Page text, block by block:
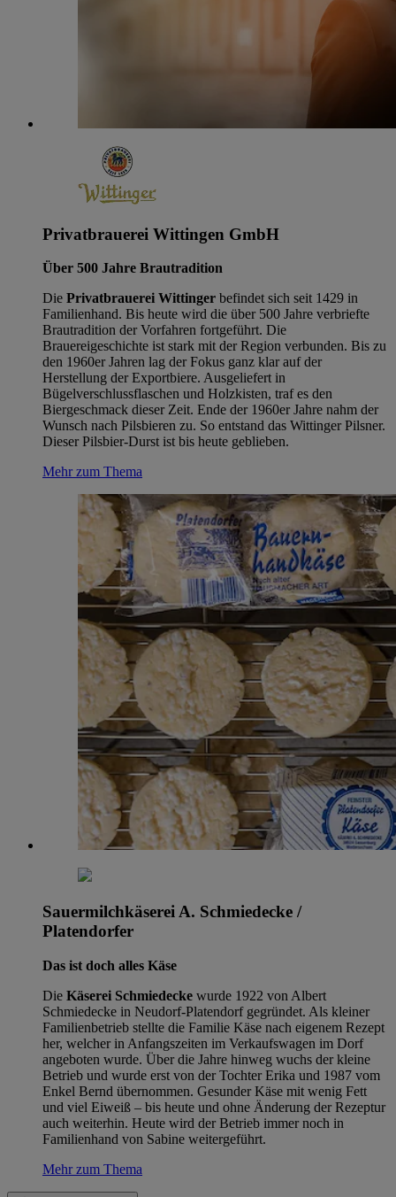
Privatbrauerei Wittingen GmbH
Über 500 Jahre Brautradition
Die Privatbrauerei Wittinger befindet sich seit 1429 in
Familienhand. Bis heute wird die über 500 Jahre verbriefte
Brautradition der Vorfahren fortgeführt. Die
Brauereigeschichte ist stark mit der Region verbunden. Bis zu
den 1960er Jahren lag der Fokus ganz klar auf der
Herstellung der Exportbiere. Ausgeliefert in
Bügelverschlussflaschen und Holzkisten, traf es den
Biergeschmack dieser Zeit. Ende der 1960er Jahre nahm der
Wunsch nach Pilsbieren zu. So entstand das Wittinger Pilsner.
Dieser Pilsbier-Durst ist bis heute geblieben.
Mehr zum Thema
Sauermilchkäserei A. Schmiedecke /
Platendorfer
Das ist doch alles Käse
Die Käserei Schmiedecke wurde 1922 von Albert
Schmiedecke in Neudorf-Platendorf gegründet. Als kleiner
Familienbetrieb stellte die Familie Käse nach eigenem Rezept
her, welcher in Anfangszeiten im Verkaufswagen im Dorf
angeboten wurde. Über die Jahre hinweg wuchs der kleine
Betrieb und wurde erst von der Tochter Erika und 1987 vom
Enkel Bernd übernommen. Gesunder Käse mit wenig Fett
und viel Eiweiß – bis heute und ohne Änderung der Rezeptur
auch weiterhin. Heute wird der Betrieb immer noch in
Familienhand von Sabine weitergeführt.
Mehr zum Thema